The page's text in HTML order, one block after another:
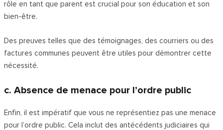
rôle en tant que parent est crucial pour son éducation et son
bien-être.
Des preuves telles que des témoignages, des courriers ou des
factures communes peuvent être utiles pour démontrer cette
nécessité.
c. Absence de menace pour l’ordre public
Enfin, il est impératif que vous ne représentiez pas une menace
pour l’ordre public. Cela inclut des antécédents judiciaires qui